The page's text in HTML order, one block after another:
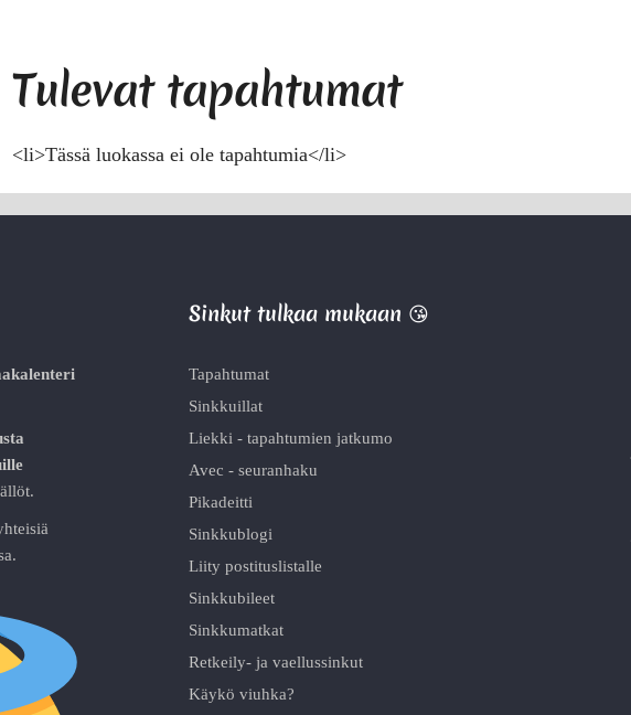
Tulevat tapahtumat
<li>Tässä luokassa ei ole tapahtumia</li>
Sinkut tulkaa mukaan 😘
Tapahtumat
Sinkkuillat
Liekki - tapahtumien jatkumo
Avec - seuranhaku
Pikadeitti
Sinkkublogi
Liity postituslistalle
Sinkkubileet
Sinkkumatkat
Retkeily- ja vaellussinkut
Käykö viuhka?